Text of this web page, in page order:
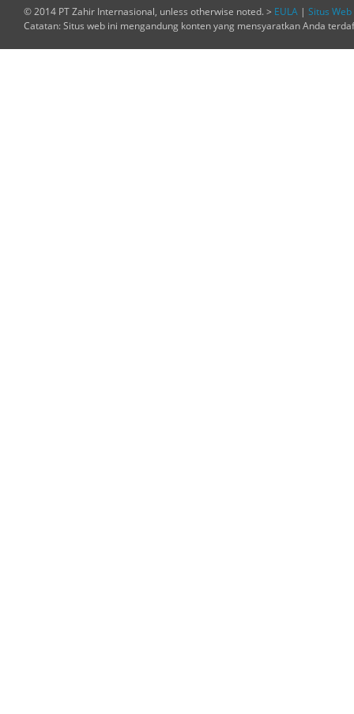
© 2014 PT Zahir Internasional, unless otherwise noted. > EULA | Situs
Catatan: Situs web ini mengandung konten yang mensyaratkan Anda